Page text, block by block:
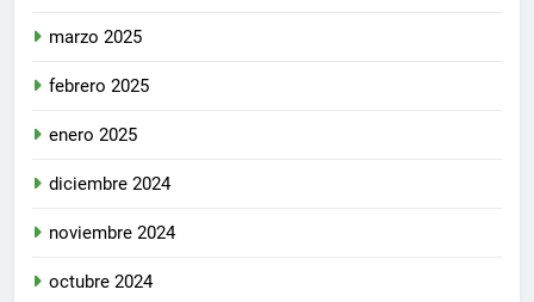
marzo 2025
febrero 2025
enero 2025
diciembre 2024
noviembre 2024
octubre 2024